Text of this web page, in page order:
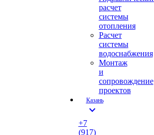
расчет
системы
отопления
Расчет
системы
водоснабжения
Монтаж
и
сопровождение
проектов
Казань
expand_more
+7
(917)